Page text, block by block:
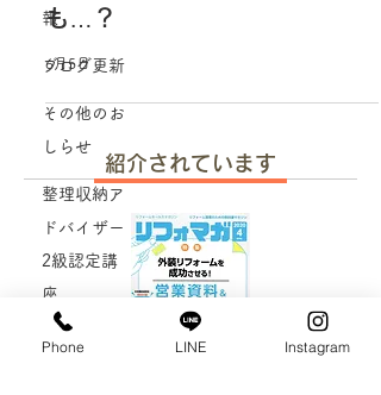
報
ブログ更新
その他のお
しらせ
整理収納ア
ドバイザー
2級認定講
座
進行中施工
も…？
6月5日
紹介されています
Phone LINE Instagram